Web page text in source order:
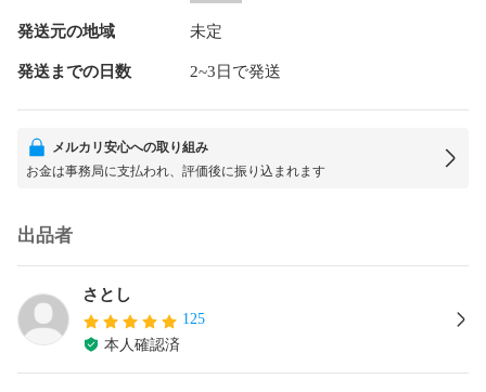
発送元の地域 未定
発送までの日数 2~3日で発送
メルカリ安心への取り組み
お金は事務局に支払われ、評価後に振り込まれます
出品者
さとし
125
本人確認済